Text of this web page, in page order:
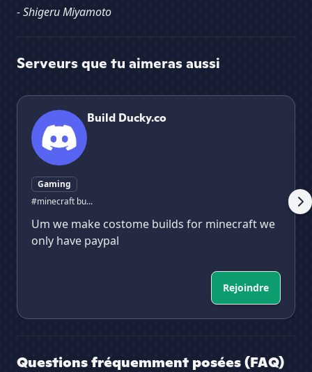
- Shigeru Miyamoto
Serveurs que tu aimeras aussi
Build Ducky.co
Build Ducky.co
Gaming
#minecraft bu...
Um we make costome builds for minecraft we
only have paypal
Rejoindre
Questions fréquemment posées (FAQ)